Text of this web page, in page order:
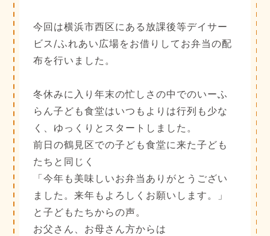
今回は横浜市西区にある放課後等デイサー
ビス/ふれあい広場をお借りしてお弁当の配
布を行いました。
冬休みに入り年末の忙しさの中でのいーふ
らん子ども食堂はいつもよりは行列も少な
く、ゆっくりとスタートしました。
前日の鶴見区での子ども食堂に来た子ども
たちと同じく
「今年も美味しいお弁当ありがとうござい
ました。来年もよろしくお願いします。」
と子どもたちからの声。
お父さん、お母さん方からは